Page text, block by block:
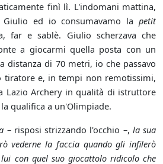
finì lì. L'indomani mattina,
ed io consumavamo la petit
far e sablè. Giulio scherzava che
a giocarmi quella posta con un
distanza di 70 metri, io che passavo
tiratore e, in tempi non remotissimi,
Lazio Archery in qualità di istruttore
qualifica a un'Olimpiade.
– risposi strizzando l'occhio –, la sua
vederne la faccia quando gli infilerò
con quel suo giocattolo ridicolo che